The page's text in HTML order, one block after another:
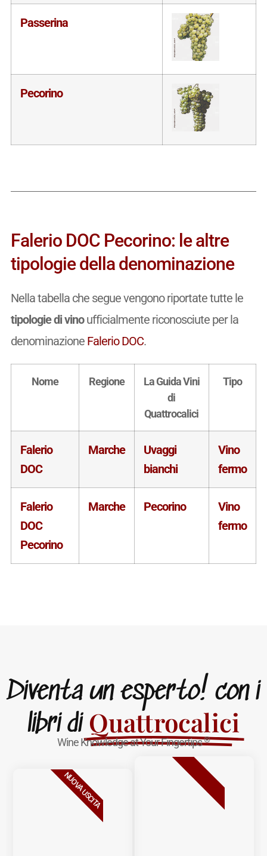
Passerina
Pecorino
Falerio DOC Pecorino: le altre
tipologie della denominazione
Nella tabella che segue vengono riportate tutte le
tipologie di vinoufficialmente riconosciute per la
denominazione Falerio DOC.
Nome Regione
La Guida Vini
di
Quattrocalici
Tipo
Falerio
DOC
Marche
Uvaggi
bianchi
Vino
fermo
Falerio
DOC
Pecorino
Marche Pecorino
Vino
fermo
Diventa un esperto! con i
libri di Quattrocalici
Wine Knowledge at Your Fingertips®
NUOVA USCITA BESTSELLER